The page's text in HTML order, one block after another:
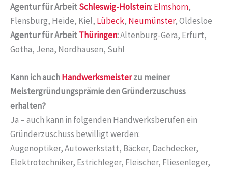
Agentur für ArbeitSchleswig-Holstein:Elmshorn,
Flensburg, Heide, Kiel, Lübeck, Neumünster, Oldesloe
Agentur für ArbeitThüringen:Altenburg-Gera, Erfurt,
Gotha, Jena, Nordhausen, Suhl
Kann ich auchHandwerksmeisterzu meiner
Meistergründungsprämie den Gründerzuschuss
erhalten?
Ja – auch kann in folgenden Handwerksberufen ein
Gründerzuschuss bewilligt werden:
Augenoptiker, Autowerkstatt, Bäcker, Dachdecker,
Elektrotechniker, Estrichleger, Fleischer, Fliesenleger,